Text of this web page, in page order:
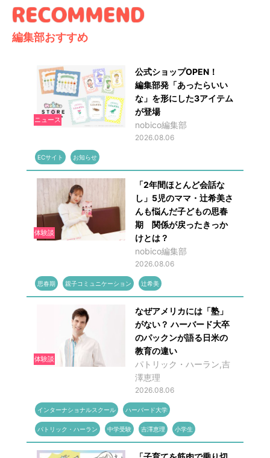
編集部おすすめ
ニュース
公式ショップOPEN！
編集部発「あったらいい
な」を形にした3アイテム
が登場
nobico編集部
2026.08.06
ECサイト お知らせ
体験談
「2年間ほとんど会話な
し」5児のママ・辻希美さ
んも悩んだ子どもの思春
期 関係が戻ったきっか
けとは？
nobico編集部
2026.08.06
思春期 親子コミュニケーション 辻希美
体験談
なぜアメリカには「塾」
がない？ ハーバード大卒
のパックンが語る日米の
教育の違い
パトリック・ハーラン,吉
澤恵理
2026.08.06
インターナショナルスクール ハーバード大学
パトリック・ハーラン 中学受験 吉澤恵理 小学生